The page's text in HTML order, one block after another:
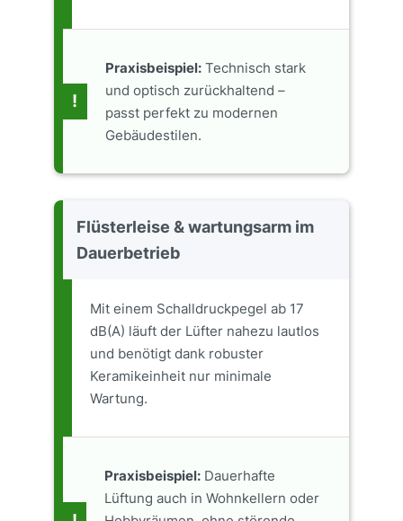
!
Praxisbeispiel:Technisch stark
und optisch zurückhaltend –
passt perfekt zu modernen
Gebäudestilen.
Flüsterleise & wartungsarm im
Dauerbetrieb
Mit einem Schalldruckpegel ab 17
dB(A) läuft der Lüfter nahezu lautlos
und benötigt dank robuster
Keramikeinheit nur minimale
Wartung.
Praxisbeispiel: Dauerhafte
Lüftung auch in Wohnkellern oder